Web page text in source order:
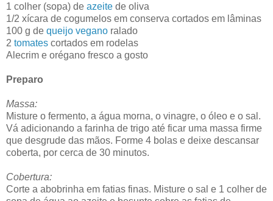
1 colher (sopa) de azeite de oliva
1/2 xícara de cogumelos em conserva cortados em lâminas
100 g de queijo vegano ralado
2 tomates cortados em rodelas
Alecrim e orégano fresco a gosto
Preparo
Massa:
Misture o fermento, a água morna, o vinagre, o óleo e o sal.
Vá adicionando a farinha de trigo até ficar uma massa firme
que desgrude das mãos. Forme 4 bolas e deixe descansar
coberta, por cerca de 30 minutos.
Cobertura:
Corte a abobrinha em fatias finas. Misture o sal e 1 colher de